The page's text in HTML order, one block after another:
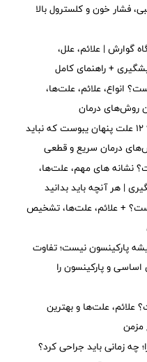
فشار خون و کلسترول بالا
گوارش | علائم، علل،
+ راهنمای کامل
انواع، علائم، علت‌ها،
روش‌های درمان
یبوست چیست؟ ۱۲ علت پنهان یبوست که نباید
درمان سریع و قطعی
نشانه های مهم، علت‌ها،
| هر آنچه باید بدانید
+ علائم، علت‌ها، تشخیص
پارکینسون نیست؛ تفاوت
و پارکینسون را
علت‌ها و بهترین
زمانی باید جراحی کرد؟